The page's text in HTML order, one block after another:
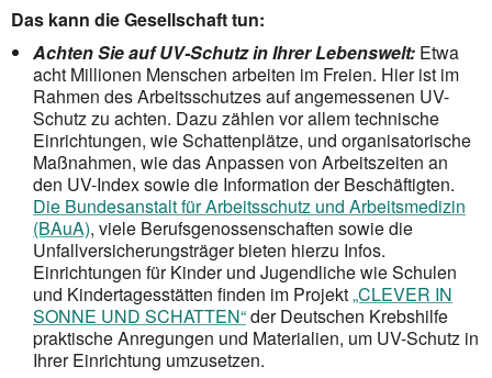
Das kann die Gesellschaft tun:
Achten Sie auf UV-Schutz in Ihrer Lebenswelt: Etwa
acht Millionen Menschen arbeiten im Freien. Hier ist im
Rahmen des Arbeitsschutzes auf angemessenen UV-
Schutz zu achten. Dazu zählen vor allem technische
Einrichtungen, wie Schattenplätze, und organisatorische
Maßnahmen, wie das Anpassen von Arbeits­zeiten an
den UV-Index sowie die Information der Beschäftigten.
Die Bundesanstalt für Arbeitsschutz und Arbeitsmedizin
(BAuA), viele Berufsgenossen­schaften sowie die
Unfallversicherungsträger bieten hierzu Infos.
Einrichtungen für Kinder und Jugendliche wie Schulen
und Kindertagesstätten finden im Projekt„CLEVER IN
SONNE UND SCHATTEN“der Deutschen Krebshilfe
praktische Anregungen und Materialien, um UV-Schutz in
Ihrer Einrichtung umzusetzen.